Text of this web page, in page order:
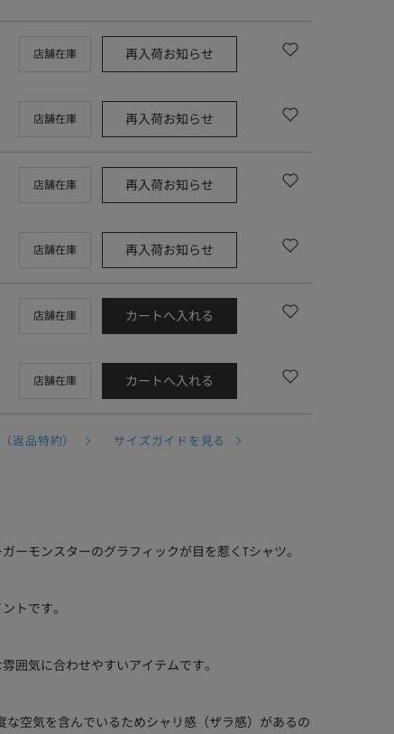
店舗在庫 再入荷お知らせ
店舗在庫 再入荷お知らせ
店舗在庫 再入荷お知らせ
店舗在庫 再入荷お知らせ
店舗在庫 カートへ入れる
店舗在庫 カートへ入れる
返品特約）
サイズガイドを見る
ーモンスターのグラフィックが目を惹くTシャツ。
トです。
囲気に合わせやすいアイテムです。
空気を含んでいるためシャリ感（ザラ感）があるの